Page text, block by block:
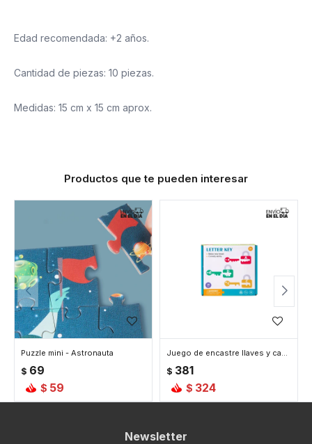
Edad recomendada: +2 años.
Cantidad de piezas: 10 piezas.
Medidas: 15 cm x 15 cm aprox.
Productos que te pueden interesar
Puzzle mini - Astronauta
$ 69
$ 59
Juego de encastre llaves y candados - Letras
$ 381
$ 324
Newsletter